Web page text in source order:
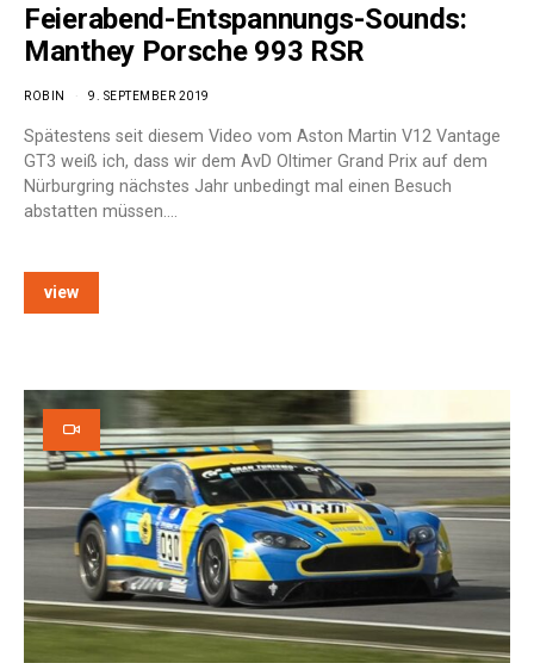
Feierabend-Entspannungs-Sounds:
Manthey Porsche 993 RSR
ROBIN 9. SEPTEMBER 2019
Spätestens seit diesem Video vom Aston Martin V12 Vantage
GT3 weiß ich, dass wir dem AvD Oltimer Grand Prix auf dem
Nürburgring nächstes Jahr unbedingt mal einen Besuch
abstatten müssen.…
view